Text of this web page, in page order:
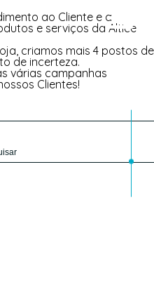
ao Cliente e a
e serviços da Altice
criamos mais 4 postos de
de incerteza.
várias campanhas
Clientes!